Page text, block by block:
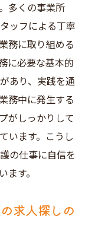
アをスタート
スを描く
によるスキル
ルへ：訪問介
多くの事業所
ッフによる丁寧
務に取り組める
に必要な基本的
あり、実践を通
務中に発生する
がしっかりして
います。こうし
の仕事に自信を
ます。
求人探しの